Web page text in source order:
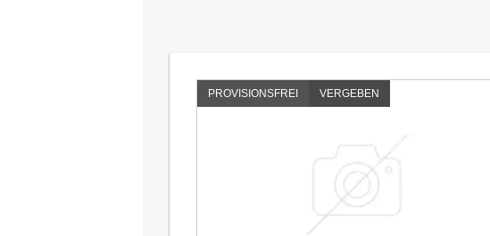
PROVISIONSFREI VERGEBEN